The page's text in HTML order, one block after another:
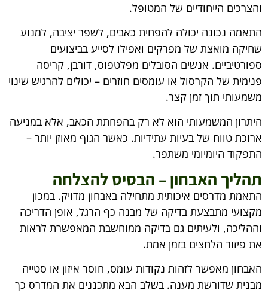
והצרכים הייחודיים של המטופל.
התאמה נכונה יכולה להפחית כאבים, לשפר יציבה, למנוע
שחיקה מואצת של מפרקים ואפילו לסייע בביצועים
ספורטיביים. אנשים הסובלים מפלטפוס, דורבן, קריסה
פנימית של הקרסול או עומסים חוזרים – יכולים להרגיש שינוי
משמעותי תוך זמן קצר.
היתרון המשמעותי הוא לא רק בהפחתת הכאב, אלא במניעה
ארוכת טווח של בעיות עתידיות. כאשר הגוף מאוזן יותר –
התפקוד היומיומי משתפר.
תהליך האבחון – הבסיס להצלחה
התאמת מדרסים איכותית מתחילה באבחון מדויק. במכון
מקצועי מתבצעת בדיקה של מבנה כף הרגל, אופן הדריכה
וההליכה, ולעיתים גם בדיקה ממוחשבת המאפשרת לראות
את פיזור הלחצים בזמן אמת.
האבחון מאפשר לזהות נקודות עומס, חוסר איזון או סטייה
מבנית שדורשת מענה. בשלב הבא מתכננים את המדרס כך